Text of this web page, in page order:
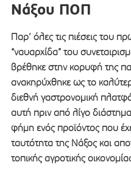
Νάξου ΠΟΠ
Παρ’ όλες τις πιέσεις του
“ναυαρχίδα” του
βρέθηκε στην κορυφή της
ανακηρύχθηκε ως το
διεθνή γαστρονομική
αυτή πριν από λίγο
φήμη ενός προϊόντος που
ταυτότητα της Νάξος και
τοπικής αγροτικής